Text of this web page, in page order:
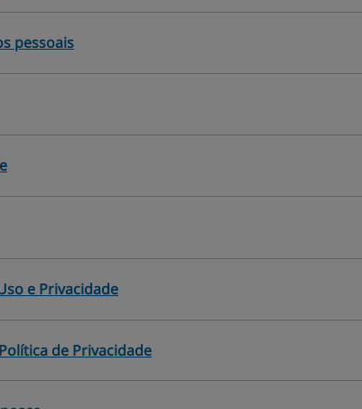
pessoais
e Privacidade
de Privacidade